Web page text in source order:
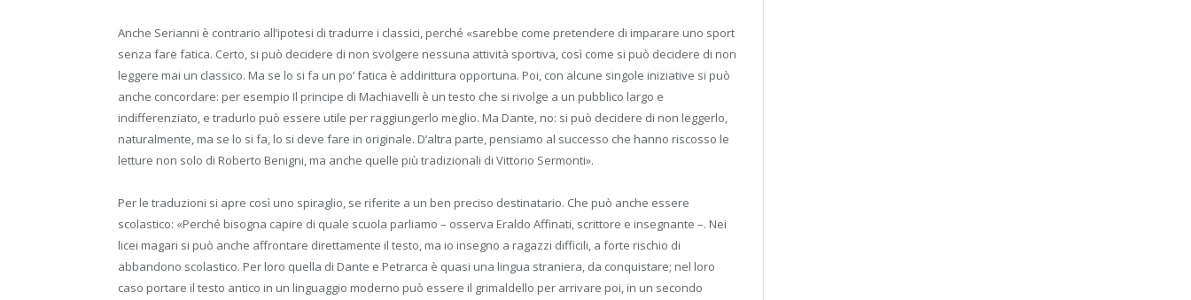
Anche Serianni è contrario all’ipotesi di tradurre i classici, perché «sarebbe come pretendere di imparare uno sport
senza fare fatica. Certo, si può decidere di non svolgere nessuna attività sportiva, così come si può decidere di non
leggere mai un classico. Ma se lo si fa un po’ fatica è addirittura opportuna. Poi, con alcune singole iniziative si può
anche concordare: per esempio Il principe di Machiavelli è un testo che si rivolge a un pubblico largo e
indifferenziato, e tradurlo può essere utile per raggiungerlo meglio. Ma Dante, no: si può decidere di non leggerlo,
naturalmente, ma se lo si fa, lo si deve fare in originale. D’altra parte, pensiamo al successo che hanno riscosso le
letture non solo di Roberto Benigni, ma anche quelle più tradizionali di Vittorio Sermonti».
Per le traduzioni si apre così uno spiraglio, se riferite a un ben preciso destinatario. Che può anche essere
scolastico: «Perché bisogna capire di quale scuola parliamo – osserva Eraldo Affinati, scrittore e insegnante –. Nei
licei magari si può anche affrontare direttamente il testo, ma io insegno a ragazzi difficili, a forte rischio di
abbandono scolastico. Per loro quella di Dante e Petrarca è quasi una lingua straniera, da conquistare; nel loro
caso portare il testo antico in un linguaggio moderno può essere il grimaldello per arrivare poi, in un secondo